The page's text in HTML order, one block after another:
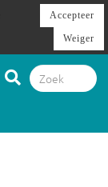
Accepteer
Weiger